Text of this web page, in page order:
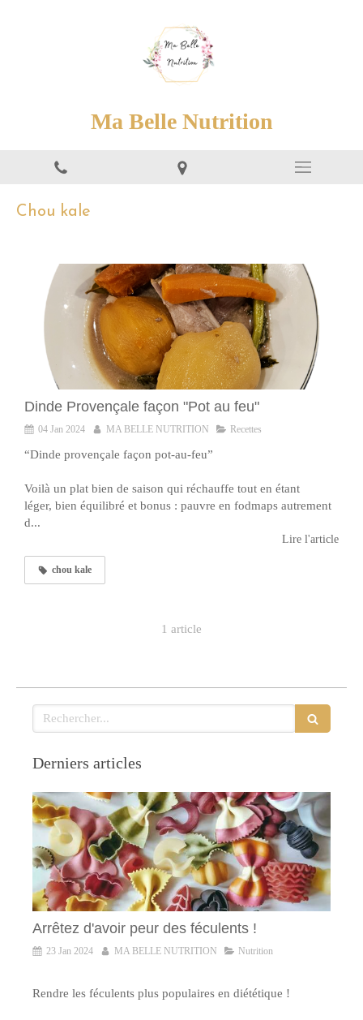
Ma Belle Nutrition
Chou kale
Dinde Provençale façon "Pot au feu"
04 Jan 2024 MA BELLE NUTRITION Recettes
“Dinde provençale façon pot-au-feu”
Voilà un plat bien de saison qui réchauffe tout en étant
léger, bien équilibré et bonus : pauvre en fodmaps autrement
d...
Lire l'article
chou kale
1 article
Rechercher
Derniers articles
Arrêtez d'avoir peur des féculents !
23 Jan 2024 MA BELLE NUTRITION Nutrition
Rendre les féculents plus populaires en diététique !